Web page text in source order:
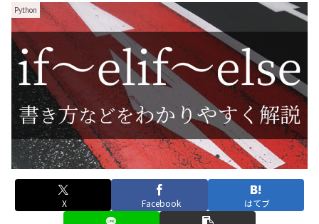
Python
X Facebook はてブ